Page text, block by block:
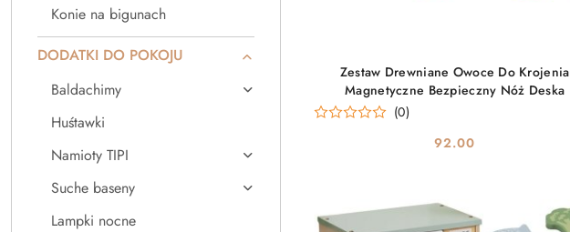
Konie na bigunach
DODATKI DO POKOJU
Baldachimy
Huśtawki
Namioty TIPI
Suche baseny
Lampki nocne
Zestaw Drewniane Owoce Do Krojenia
Magnetyczne Bezpieczny Nóż Deska
(0)
Cena:
92.00
DO KOSZYKA